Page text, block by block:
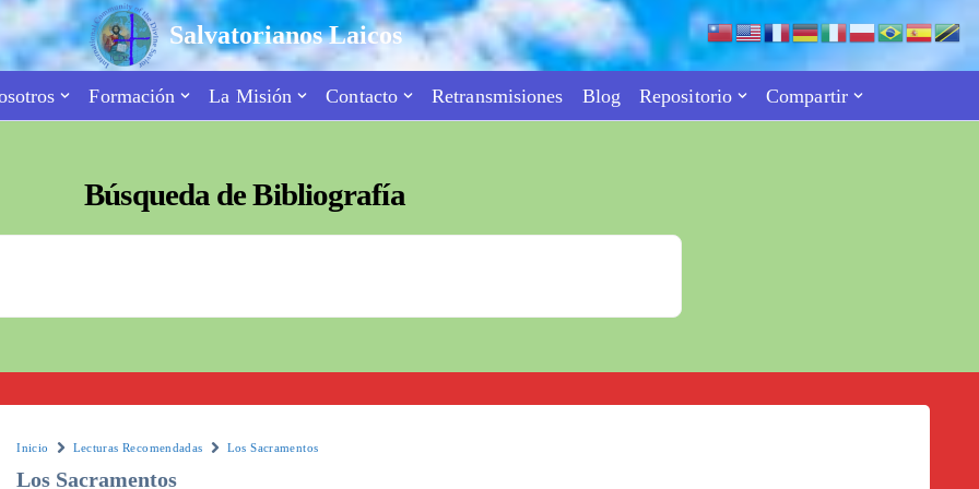
Salvatorianos Laicos
Formación La Misión Contacto Retransmisiones Blog Repositorio Compartir
Búsqueda de Bibliografía
Inicio Lecturas Recomendadas Los Sacramentos
Los Sacramentos